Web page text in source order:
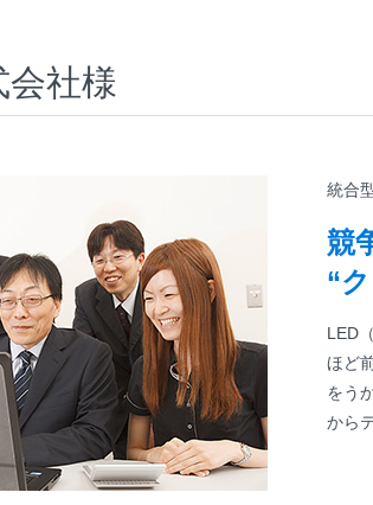
会社様
統合
競
“
LED
ほど
をう
から